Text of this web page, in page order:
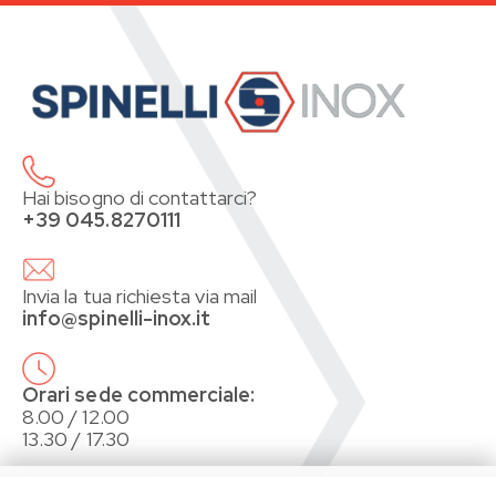
Hai bisogno di contattarci?
+39 045.8270111
Invia la tua richiesta via mail
info@spinelli-inox.it
Orari sede commerciale:
8.00 / 12.00
13.30 / 17.30